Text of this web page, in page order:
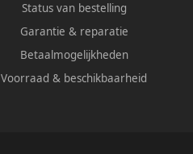
Status van bestelling
Garantie & reparatie
Betaalmogelijkheden
Voorraad & beschikbaarheid